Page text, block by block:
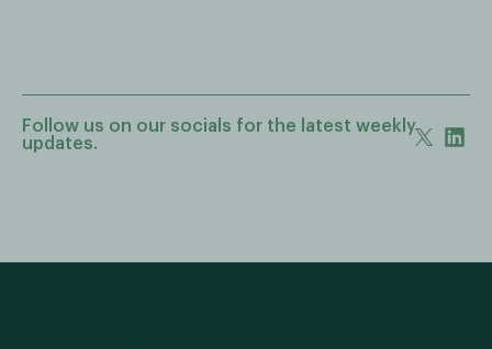
Follow us on our socials for the latest weekly
updates.